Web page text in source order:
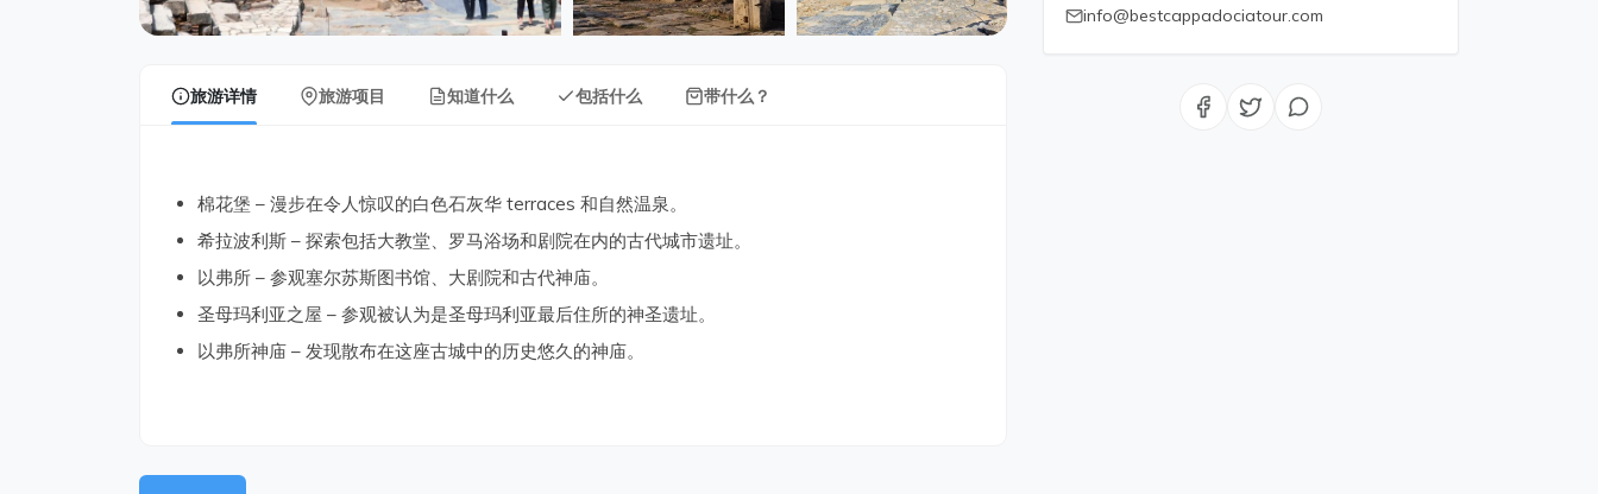
旅游详情 旅游项目 知道什么 包括什么 带什么？
棉花堡 – 漫步在令人惊叹的白色石灰华 terraces 和自然温泉。
希拉波利斯 – 探索包括大教堂、罗马浴场和剧院在内的古代城市遗址。
以弗所 – 参观塞尔苏斯图书馆、大剧院和古代神庙。
圣母玛利亚之屋 – 参观被认为是圣母玛利亚最后住所的神圣遗址。
以弗所神庙 – 发现散布在这座古城中的历史悠久的神庙。
info@bestcappadociatour.com